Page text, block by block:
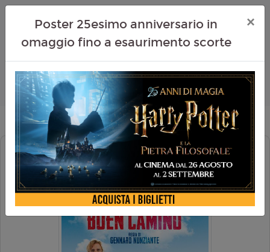
BUEN CAMINO
Poster 25esimo anniversario in
omaggio fino a esaurimento scorte
×